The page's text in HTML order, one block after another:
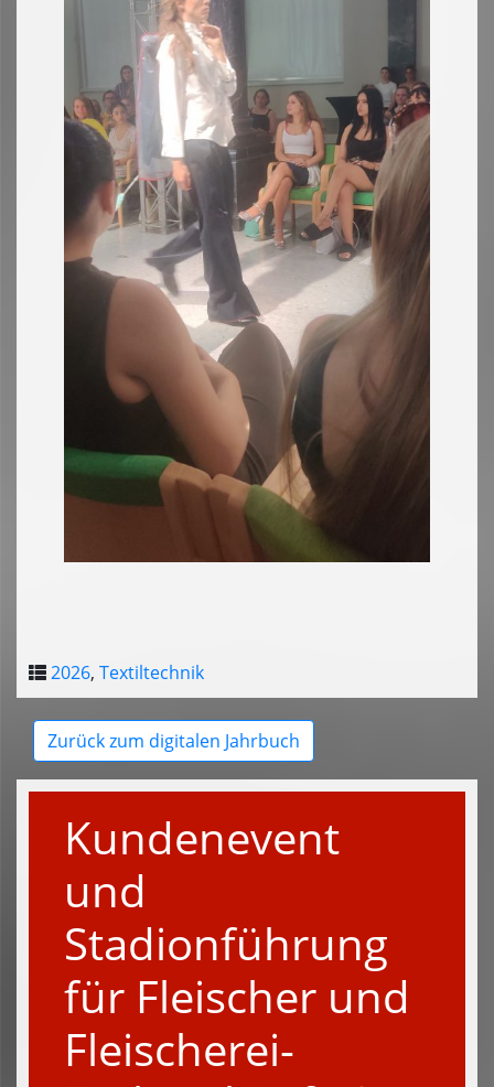
2026, Textiltechnik
Zurück zum digitalen Jahrbuch
Kundenevent
und
Stadionführung
für Fleischer und
Fleischerei-